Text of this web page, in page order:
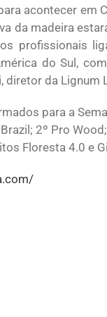
acontecer em
da madeira
profissionais
do Sul,
diretor da Lignum
para a
2º Pro
Floresta 4.0 e